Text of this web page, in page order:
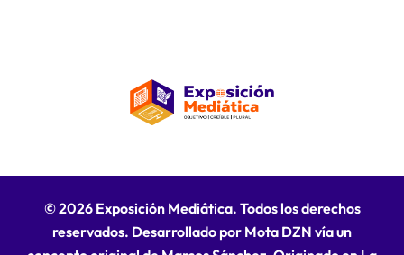
© 2026 Exposición Mediática. Todos los derechos
reservados. Desarrollado por Mota DZN vía un